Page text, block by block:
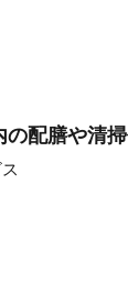
の配膳や清